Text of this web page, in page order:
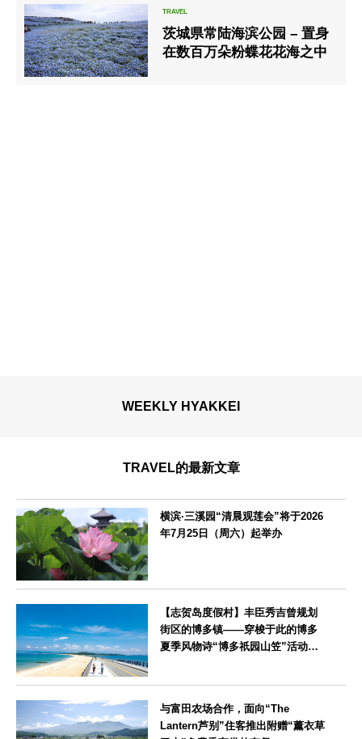
茨城県常陆海滨公园 – 置身
在数百万朵粉蝶花花海之中
WEEKLY HYAKKEI
TRAVEL的最新文章
横滨·三溪园“清晨观莲会”将于2026
年7月25日（周六）起举办
【志贺岛度假村】丰臣秀吉曾规划
街区的博多镇——穿梭于此的博多
夏季风物诗“博多祇园山笠”活动期
与富田农场合作，面向“The
Lantern芦别”住客推出附赠“薰衣草